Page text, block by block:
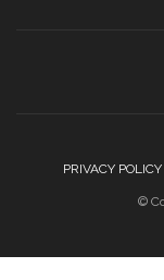
PRIVACY POLICY
©